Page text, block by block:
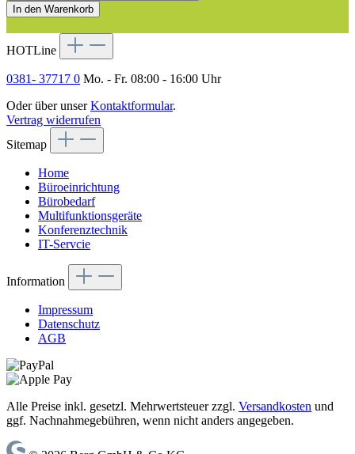
In den Warenkorb
HOTLine
0381- 37717 0 Mo. - Fr. 08:00 - 16:00 Uhr
Oder über unserKontaktformular.
Vertrag widerrufen
Sitemap
Home
Büroeinrichtung
Bürobedarf
Multifunktionsgeräte
Konferenztechnik
IT-Servcie
Information
Impressum
Datenschutz
AGB
Alle Preise inkl. gesetzl. Mehrwertsteuer zzgl. Versandkosten und
ggf. Nachnahmegebühren, wenn nicht anders angegeben.